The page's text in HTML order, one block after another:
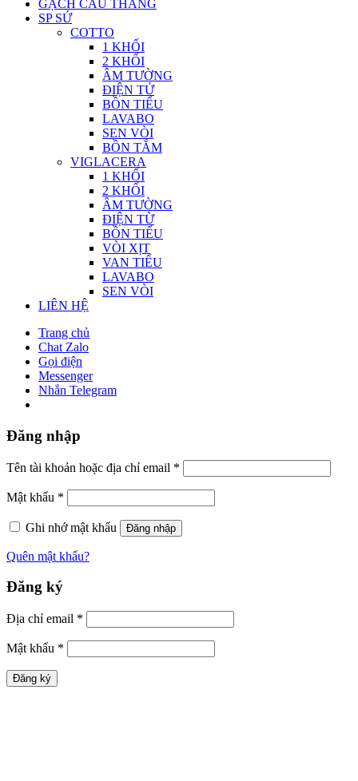
GẠCH CẦU THANG
SP SỨ
COTTO
1 KHỐI
2 KHỐI
ÂM TƯỜNG
ĐIỆN TỬ
BỒN TIỂU
LAVABO
SEN VÒI
BỒN TẮM
VIGLACERA
1 KHỐI
2 KHỐI
ÂM TƯỜNG
ĐIỆN TỪ
BỒN TIỂU
VÒI XỊT
VAN TIỂU
LAVABO
SEN VÒI
LIÊN HỆ
Trang chủ
Chat Zalo
Gọi điện
Messenger
Nhắn Telegram
Đăng nhập
Tên tài khoản hoặc địa chỉ email *
Mật khẩu *
Ghi nhớ mật khẩu Đăng nhập
Quên mật khẩu?
Đăng ký
Địa chỉ email *
Mật khẩu *
Đăng ký